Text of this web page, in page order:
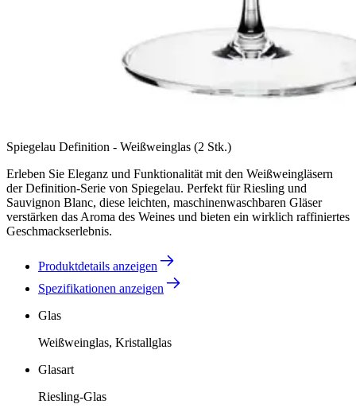
Spiegelau Definition - Weißweinglas (2 Stk.)
Erleben Sie Eleganz und Funktionalität mit den Weißweingläsern
der Definition-Serie von Spiegelau. Perfekt für Riesling und
Sauvignon Blanc, diese leichten, maschinenwaschbaren Gläser
verstärken das Aroma des Weines und bieten ein wirklich raffiniertes
Geschmackserlebnis.
Produktdetails anzeigen
Spezifikationen anzeigen
Glas
Weißweinglas, Kristallglas
Glasart
Riesling-Glas